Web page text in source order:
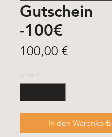
Gutschein
-100€
100,00 €Preis
Anzahl
In den Warenkorb